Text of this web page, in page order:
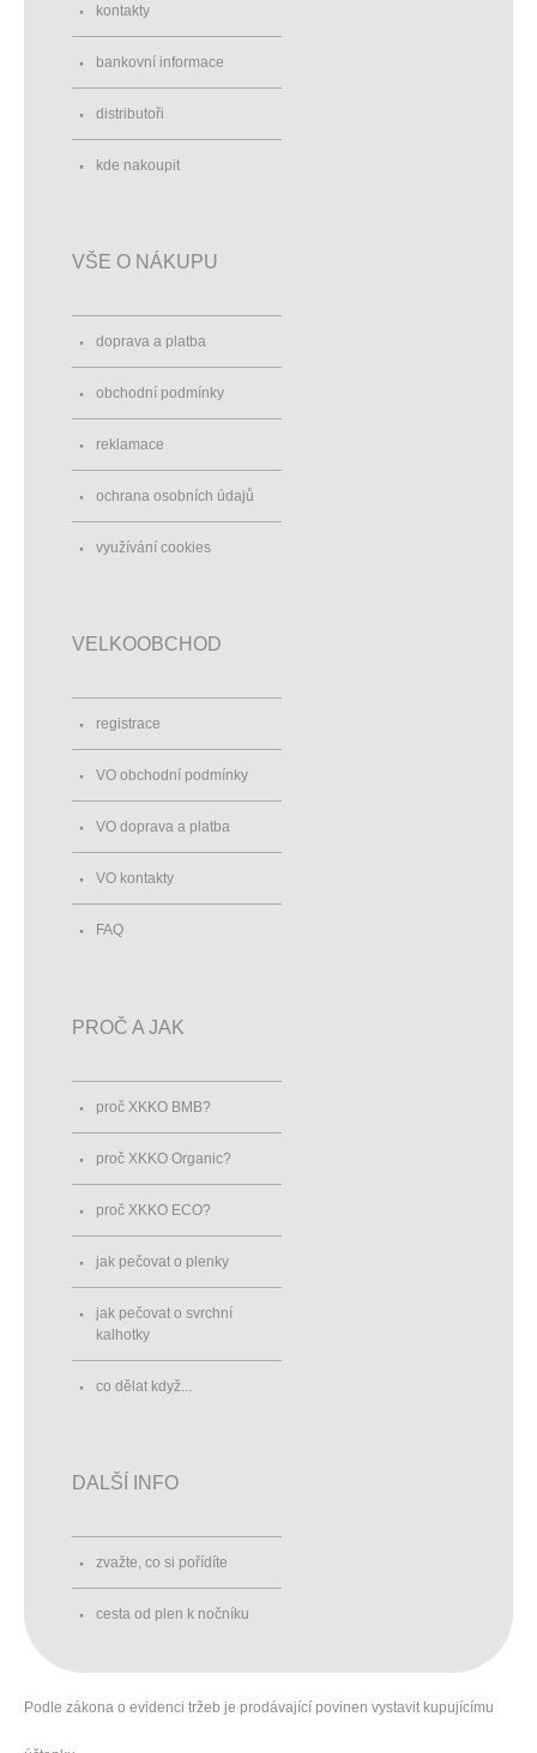
kontakty
bankovní informace
distributoři
kde nakoupit
VŠE O NÁKUPU
doprava a platba
obchodní podmínky
reklamace
ochrana osobních údajů
využívání cookies
VELKOOBCHOD
registrace
VO obchodní podmínky
VO doprava a platba
VO kontakty
FAQ
PROČ A JAK
proč XKKO BMB?
proč XKKO Organic?
proč XKKO ECO?
jak pečovat o plenky
jak pečovat o svrchní
kalhotky
co dělat když...
DALŠÍ INFO
zvažte, co si pořídíte
cesta od plen k nočníku
Podle zákona o evidenci tržeb je prodávající povinen vystavit kupujícímu